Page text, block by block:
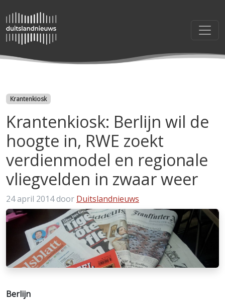
Categorieën
Krantenkiosk
Krantenkiosk: Berlijn wil de
hoogte in, RWE zoekt
verdienmodel en regionale
vliegvelden in zwaar weer
24 april 2014door Duitslandnieuws
Berlijn